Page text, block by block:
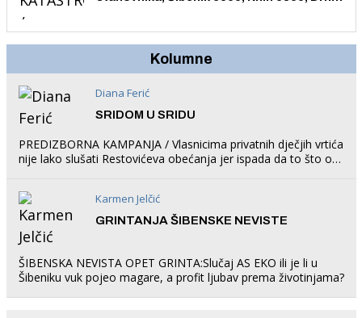
Kolumne
Diana Ferić
SRIDOM U SRIDU
PREDIZBORNA KAMPANJA / Vlasnicima privatnih dječjih vrtića
nije lako slušati Restovićeva obećanja jer ispada da to što oni
Karmen Jelčić
GRINTANJA ŠIBENSKE NEVISTE
ŠIBENSKA NEVISTA OPET GRINTA:Slučaj AS EKO ili je li u
Šibeniku vuk pojeo magare, a profit ljubav prema životinjama?